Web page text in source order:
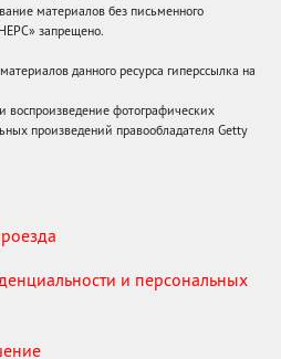
материалов без письменного
запрещено.
данного ресурса гиперссылка на
воспроизведение фотографических
произведений правообладателя Getty
и персональных